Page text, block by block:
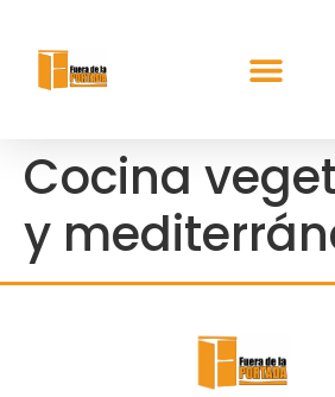
Cocina
y